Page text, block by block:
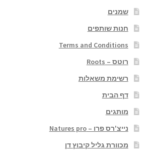
שמנים
חנות שותפים
Terms and Conditions
רוטס – Roots
רשימת משאלות
דף הבית
מותגים
נייצ'רס פרו – Natures pro
מכוורת גליל קיבוץ דן